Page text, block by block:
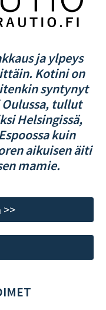
ja ylpeys
Kotini on
syntynyt
tullut
Helsingissä,
kuin
aikuisen äiti
mamie.